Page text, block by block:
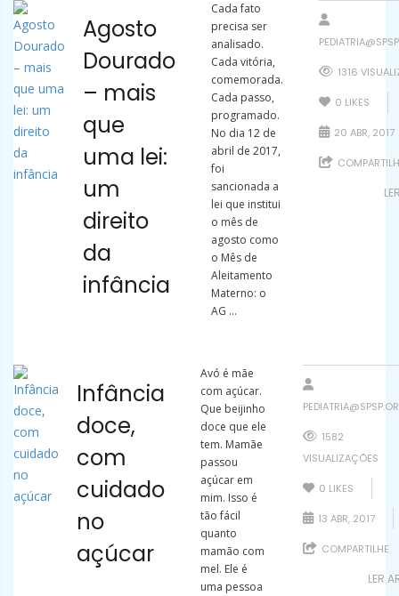
Agosto
Dourado
– mais
que
uma lei:
um
direito
da
infância
Cada fato
precisa ser
analisado.
Cada vitória,
comemorada.
Cada passo,
programado.
No dia 12 de
abril de 2017,
foi
sancionada a
lei que institui
o mês de
agosto como
o Mês de
Aleitamento
Materno: o
AG ...
1316
0 LIKES
20 ABR, 2017
Infância
doce,
com
cuidado
no
açúcar
Avó é mãe
com açúcar.
Que beijinho
doce que ele
tem. Mamãe
passou
açúcar em
mim. Isso é
tão fácil
quanto
mamão com
mel. Ele é
uma pessoa
1582
VISUALIZAÇÕES
0 LIKES
13 ABR, 2017
COMPARTILHE
LER